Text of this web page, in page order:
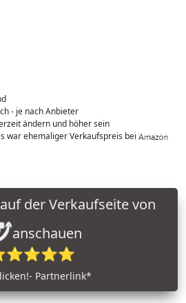
- je nach Anbieter
ändern und höher sein
war ehemaliger Verkaufspreis bei
anschauen
Partnerlink*